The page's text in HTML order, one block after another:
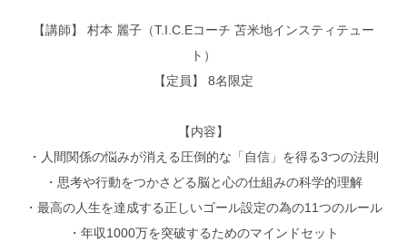
【講師】 村本 麗子（T.I.C.Eコーチ 苫米地インスティテュー
ト）
【定員】 8名限定
【内容】
・人間関係の悩みが消える圧倒的な「自信」を得る3つの法則
・思考や行動をつかさどる脳と心の仕組みの科学的理解
・最高の人生を達成する正しいゴール設定の為の11つのルール
・年収1000万を突破するためのマインドセット